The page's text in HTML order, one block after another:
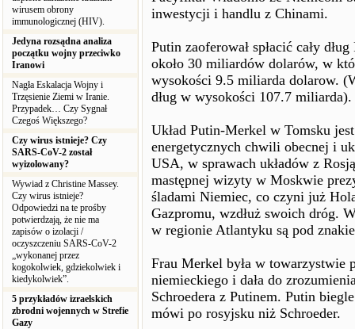
wirusem obrony
immunologicznej (HIV).
Jedyna rozsądna analiza
początku wojny przeciwko
Iranowi
Nagła Eskalacja Wojny i
Trzęsienie Ziemi w Iranie.
Przypadek… Czy Sygnał
Czegoś Większego?
Czy wirus istnieje? Czy
SARS-CoV-2 został
wyizolowany?
Wywiad z Christine Massey.
Czy wirus istnieje?
Odpowiedzi na te prośby
potwierdzają, że nie ma
zapisów o izolacji /
oczyszczeniu SARS-CoV-2
„wykonanej przez
kogokolwiek, gdziekolwiek i
kiedykolwiek”.
5 przykładów izraelskich
zbrodni wojennych w Strefie
Gazy
inwestycji i handlu z Chinami.
Putin zaoferował spłacić cały
około 30 miliardów dolarów, w
wysokości 9.5 miliarda dolarow.
dług w wysokości 107.7 miliarda).
Układ Putin-Merkel w Tomsku
energetycznych chwili obecnej i
USA, w sprawach układów z
mastępnej wizyty w Moskwie
śladami Niemiec, co czyni już
Gazpromu, wzdłuż swoich dróg.
w regionie Atlantyku są pod
Frau Merkel była w towarzystwie
niemieckiego i dała do
Schroedera z Putinem. Putin
mówi po rosyjsku niż Schroeder.